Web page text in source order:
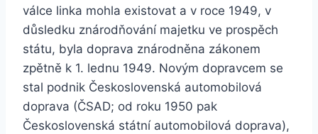
válce linka mohla existovat a v roce 1949, v
důsledku znárodňování majetku ve prospěch
státu, byla doprava znárodněna zákonem
zpětně k 1. lednu 1949. Novým dopravcem se
stal podnik Československá automobilová
doprava (ČSAD; od roku 1950 pak
Československá státní automobilová doprava),